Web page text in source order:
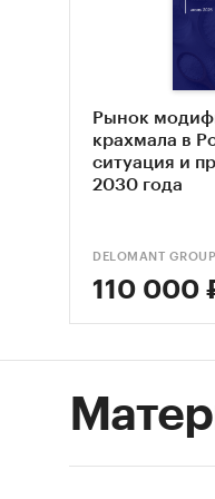
Рынок
крахмала в
ситуация и
2030 года
DELOMANT GROUP
110 000